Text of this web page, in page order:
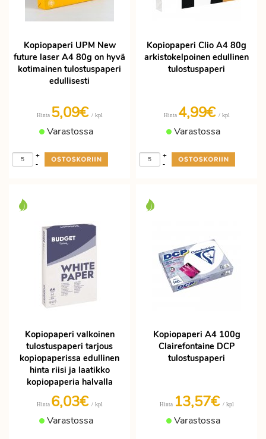
Kopiopaperi UPM New
future laser A4 80g on hyvä
kotimainen tulostuspaperi
edullisesti
Hinta 5,09€ / kpl
Varastossa
-
+
Kopiopaperi Clio A4 80g
arkistokelpoinen edullinen
tulostuspaperi
Hinta 4,99€ / kpl
Varastossa
-
+
Kopiopaperi valkoinen
tulostuspaperi tarjous
kopiopaperissa edullinen
hinta riisi ja laatikko
kopiopaperia halvalla
Hinta 6,03€ / kpl
Varastossa
Kopiopaperi A4 100g
Clairefontaine DCP
tulostuspaperi
Hinta 13,57€ / kpl
Varastossa